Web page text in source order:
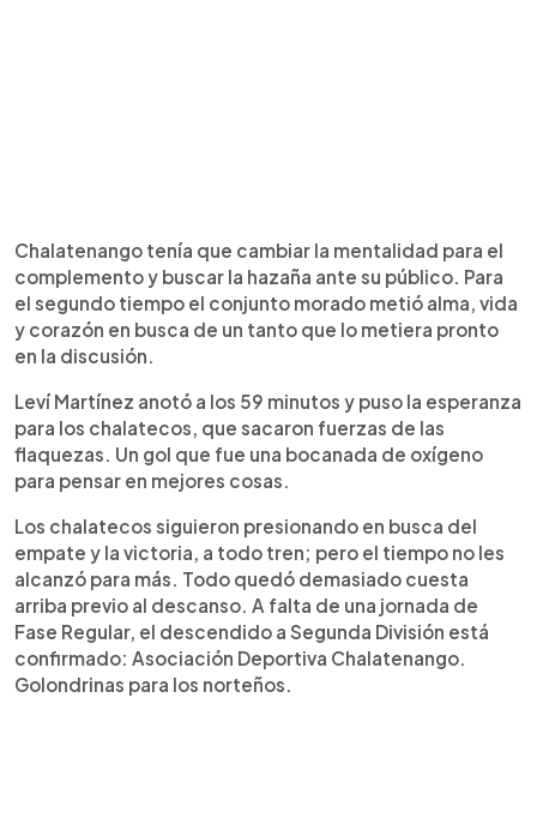
Chalatenango tenía que cambiar la mentalidad para el
complemento y buscar la hazaña ante su público. Para
el segundo tiempo el conjunto morado metió alma, vida
y corazón en busca de un tanto que lo metiera pronto
en la discusión.
Leví Martínez anotó a los 59 minutos y puso la esperanza
para los chalatecos, que sacaron fuerzas de las
flaquezas. Un gol que fue una bocanada de oxígeno
para pensar en mejores cosas.
Los chalatecos siguieron presionando en busca del
empate y la victoria, a todo tren; pero el tiempo no les
alcanzó para más. Todo quedó demasiado cuesta
arriba previo al descanso. A falta de una jornada de
Fase Regular, el descendido a Segunda División está
confirmado: Asociación Deportiva Chalatenango.
Golondrinas para los norteños.